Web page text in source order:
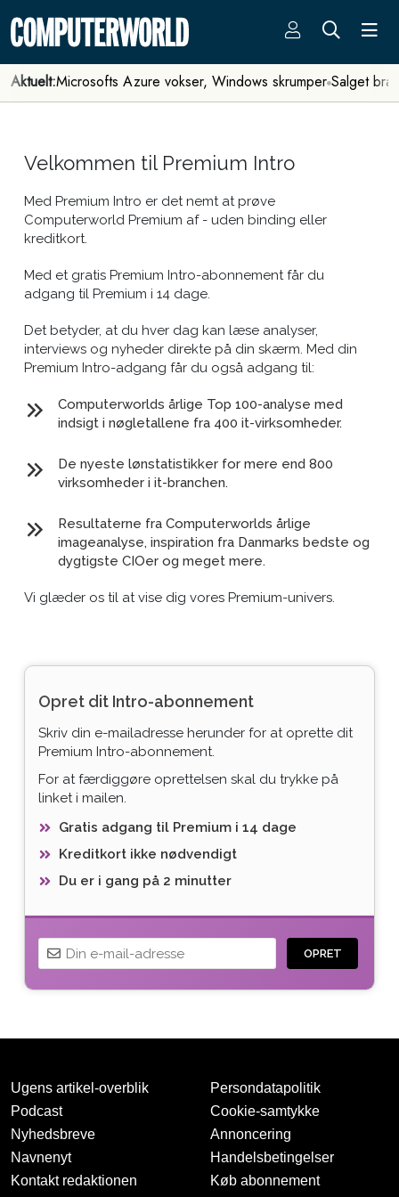
Aktuelt:Microsofts Azure vokser, Windows skrumper Salget
Velkommen til Premium Intro
Med Premium Intro er det nemt at prøve
Computerworld Premium af - uden binding eller
kreditkort.
Med et gratis Premium Intro-abonnement får du
adgang til Premium i 14 dage.
Det betyder, at du hver dag kan læse analyser,
interviews og nyheder direkte på din skærm. Med din
Premium Intro-adgang får du også adgang til:
Computerworlds årlige Top 100-analyse med
indsigt i nøgletallene fra 400 it-virksomheder.
De nyeste lønstatistikker for mere end 800
virksomheder i it-branchen.
Resultaterne fra Computerworlds årlige
imageanalyse, inspiration fra Danmarks bedste og
dygtigste CIOer og meget mere.
Vi glæder os til at vise dig vores Premium-univers.
Opret dit Intro-abonnement
Skriv din e-mailadresse herunder for at oprette dit
Premium Intro-abonnement.
For at færdiggøre oprettelsen skal du trykke på
linket i mailen.
Gratis adgang til Premium i 14 dage
Kreditkort ikke nødvendigt
Du er i gang på 2 minutter
OPRET
Tak for oprettelsen
Ugens artikel-overblik
Podcast
Nyhedsbreve
Navnenyt
Kontakt redaktionen
Persondatapolitik
Cookie-samtykke
Annoncering
Handelsbetingelser
Køb abonnement